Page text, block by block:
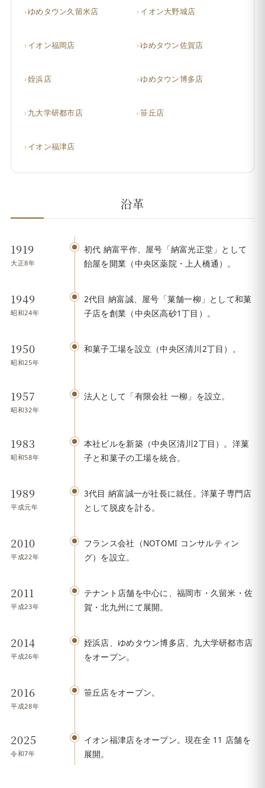
ゆめタウン久留米店 イオン大野城店
イオン福岡店 ゆめタウン佐賀店
姪浜店 ゆめタウン博多店
九大学研都市店 笹丘店
イオン福津店
沿革
1919
大正8年
初代 納富平作、屋号「納富光正堂」として
飴屋を開業（中央区薬院・上人橋通）。
1949
昭和24年
2代目 納富誠、屋号「菓舗一柳」として和菓
子店を創業（中央区高砂1丁目）。
1950
昭和25年
和菓子工場を設立（中央区清川2丁目）。
1957
昭和32年
法人として「有限会社 一柳」を設立。
1983
昭和58年
本社ビルを新築（中央区清川2丁目）。洋菓
子と和菓子の工場を統合。
1989
平成元年
3代目 納富誠一が社長に就任。洋菓子専門店
として脱皮を計る。
2010
平成22年
フランス会社（NOTOMI コンサルティン
グ）を設立。
2011
平成23年
テナント店舗を中心に、福岡市・久留米・佐
賀・北九州にて展開。
2014
平成26年
姪浜店、ゆめタウン博多店、九大学研都市店
をオープン。
2016
平成28年
笹丘店をオープン。
2025
令和7年
イオン福津店をオープン。現在全 11 店舗を
展開。